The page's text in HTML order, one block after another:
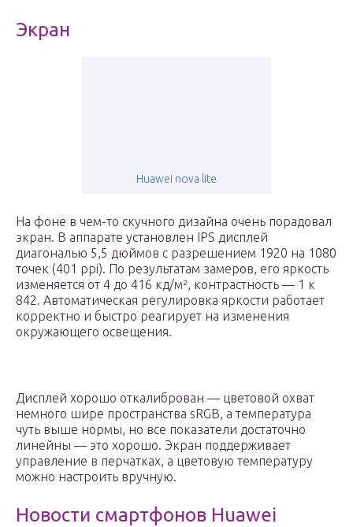
Экран
Huawei nova lite
На фоне в чем-то скучного дизайна очень порадовал
экран. В аппарате установлен IPS дисплей
диагональю 5,5 дюймов с разрешением 1920 на 1080
точек (401 ppi). По результатам замеров, его яркость
изменяется от 4 до 416 кд/м², контрастность — 1 к
842. Автоматическая регулировка яркости работает
корректно и быстро реагирует на изменения
окружающего освещения.
Дисплей хорошо откалиброван — цветовой охват
немного шире пространства sRGB, а температура
чуть выше нормы, но все показатели достаточно
линейны — это хорошо. Экран поддерживает
управление в перчатках, а цветовую температуру
можно настроить вручную.
Новости смартфонов Huawei